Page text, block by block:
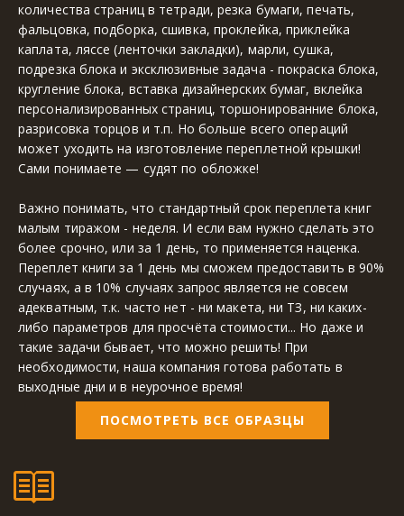
количества страниц в тетради, резка бумаги, печать,
фальцовка, подборка, сшивка, проклейка, приклейка
каплата, ляссе (ленточки закладки), марли, сушка,
подрезка блока и эксклюзивные задача - покраска блока,
кругление блока, вставка дизайнерских бумаг, вклейка
персонализированных страниц, торшонированние блока,
разрисовка торцов и т.п. Но больше всего операций
может уходить на изготовление переплетной крышки!
Сами понимаете — судят по обложке!
Важно понимать, что стандартный срок переплета книг
малым тиражом - неделя. И если вам нужно сделать это
более срочно, или за 1 день, то применяется наценка.
Переплет книги за 1 день мы сможем предоставить в 90%
случаях, а в 10% случаях запрос является не совсем
адекватным, т.к. часто нет - ни макета, ни ТЗ, ни каких-
либо параметров для просчёта стоимости... Но даже и
такие задачи бывает, что можно решить! При
необходимости, наша компания готова работать в
выходные дни и в неурочное время!
ПОСМОТРЕТЬ ВСЕ ОБРАЗЦЫ